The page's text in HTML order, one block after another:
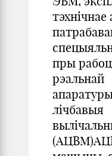
тэхнічнае
пры
рэальнай
лічбавыя